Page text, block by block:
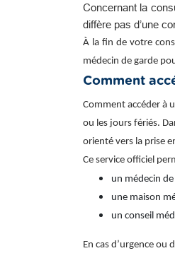
Concernant la
diffère pas d’une
À la fin de votre
médecin de garde
Comment
Comment accéder à
ou les jours fériés.
orienté vers la prise
Ce service officiel
un médecin
une maison
un conseil
En cas d’urgence